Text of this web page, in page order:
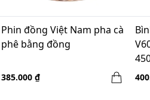
Phin đồng Việt Nam pha cà
phê bằng đồng
385.000 ₫